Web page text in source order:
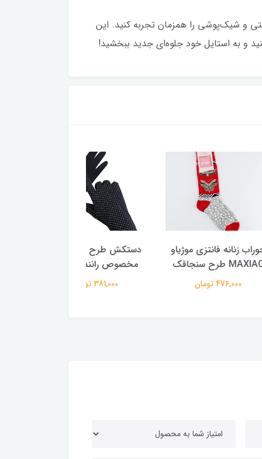
نرم، راحتی و شیک‌پوشی را همزمان تجربه کنید. این
و به استایل خود جلوه‌ای جدید ببخشید!
موژیاو
دستکش طرح سیلیکونی
مخصوص رانندگی زنانه